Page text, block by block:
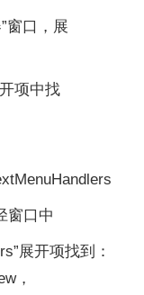
窗口，展
项中找
窗口中
展开项找到：
，